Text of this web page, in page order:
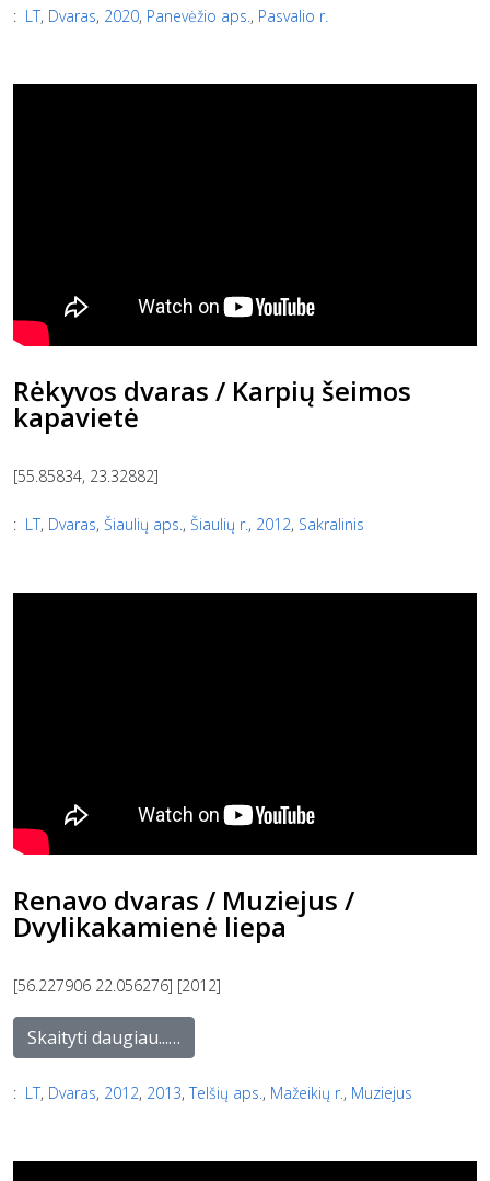
: LT, Dvaras, 2020, Panevėžio aps. , Pasvalio r.
Rėkyvos dvaras / Karpių šeimos
kapavietė
[55.85834, 23.32882]
: LT, Dvaras, Šiaulių aps., Šiaulių r., 2012, Sakralinis
Renavo dvaras / Muziejus /
Dvylikakamienė liepa
[56.227906 22.056276] [2012]
Skaityti daugiau...…
: LT, Dvaras, 2012, 2013, Telšių aps. , Mažeikių r., Muziejus